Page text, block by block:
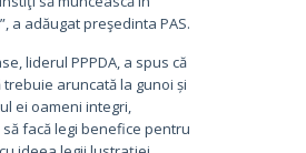
a adăugat preşedinta PAS.
liderul PPPDA, a spus că
trebuie aruncată la gunoi și
ei oameni integri,
facă legi benefice pentru